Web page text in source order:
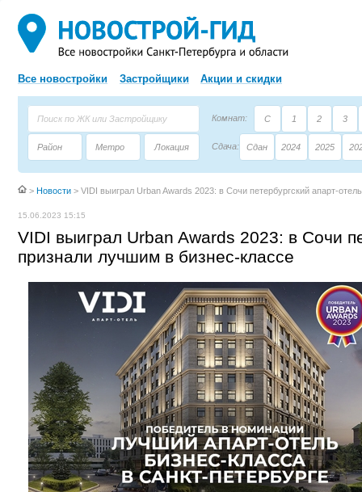
Все новостройки Застройщики Акции и скидки
Комнат: С 1 2 3
Район Метро Локация Сдача: Сдан 2024 2025
> Новости > VIDI выиграл Urban Awards 2023: в Сочи петербургский апарт-
15.06.2023 15:15
VIDI выиграл Urban Awards 2023: в Сочи
признали лучшим в бизнес-классе